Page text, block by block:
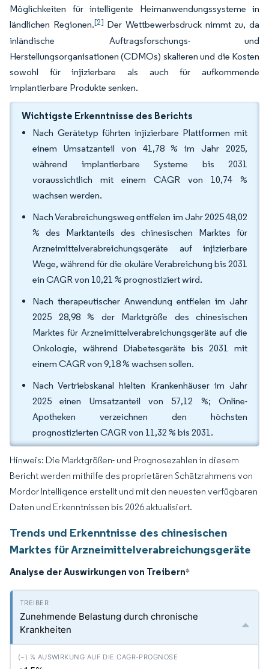
Möglichkeiten für intelligente Heimanwendungssysteme in
ländlichen Regionen.[2] Der Wettbewerbsdruck nimmt zu, da
inländische Auftragsforschungs- und
Herstellungsorganisationen (CDMOs) skalieren und die Kosten
sowohl für injizierbare als auch für aufkommende
implantierbare Produkte senken.
Wichtigste Erkenntnisse des Berichts
Nach Gerätetyp führten injizierbare Plattformen mit
einem Umsatzanteil von 41,78 % im Jahr 2025,
während implantierbare Systeme bis 2031
voraussichtlich mit einem CAGR von 10,74 %
wachsen werden.
Nach Verabreichungsweg entfielen im Jahr 2025 48,02
% des Marktanteils des chinesischen Marktes für
Arzneimittelverabreichungsgeräte auf injizierbare
Wege, während für die okuläre Verabreichung bis 2031
ein CAGR von 10,21 % prognostiziert wird.
Nach therapeutischer Anwendung entfielen im Jahr
2025 28,98 % der Marktgröße des chinesischen
Marktes für Arzneimittelverabreichungsgeräte auf die
Onkologie, während Diabetesgeräte bis 2031 mit
einem CAGR von 9,18 % wachsen sollen.
Nach Vertriebskanal hielten Krankenhäuser im Jahr
2025 einen Umsatzanteil von 57,12 %; Online-
Apotheken verzeichnen den höchsten
prognostizierten CAGR von 11,32 % bis 2031.
Hinweis: Die Marktgrößen- und Prognosezahlen in diesem
Bericht werden mithilfe des proprietären Schätzrahmens von
Mordor Intelligence erstellt und mit den neuesten verfügbaren
Daten und Erkenntnissen bis 2026 aktualisiert.
Trends und Erkenntnisse des chinesischen
Marktes für Arzneimittelverabreichungsgeräte
Analyse der Auswirkungen von Treibern*
Zunehmende Belastung durch chronische
Krankheiten